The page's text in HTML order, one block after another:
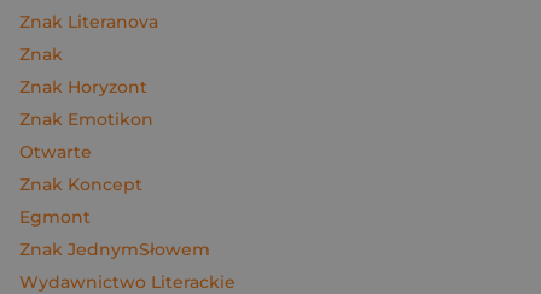
Znak Literanova
Znak
Znak Horyzont
Znak Emotikon
Otwarte
Znak Koncept
Egmont
Znak JednymSłowem
Wydawnictwo Literackie